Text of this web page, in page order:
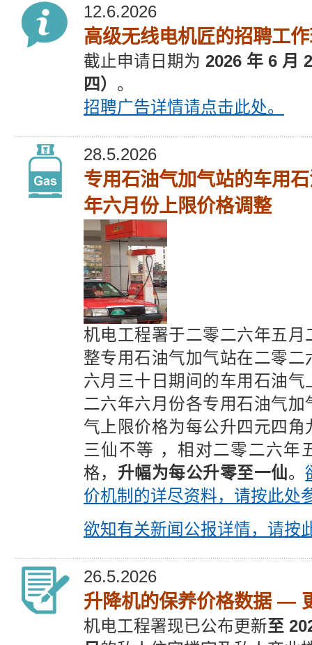
12.6.2026
高级无线电机匠的招聘工
截止申请 日期为 2026 年 6 月
四） 。
招聘广告详情请点击此处。
28.5.2026
专用石油气加气站的车用
年六月份上限价格调整
机电工程署于二零二六年五月
整专用石油气加气站在二零二
六月三十日期间的车用石油气
二六年六月份各专用石油气加
气上限价格为每公升四元四角
三仙不等 ，相对二零二六年
格， 升幅为每公升零至一仙。
价机制的详尽资料，请按此处
欲知有关新闻公报详情，请按
26.5.2026
升降机的保养价格数据 —
机电工程署现已公布更新至